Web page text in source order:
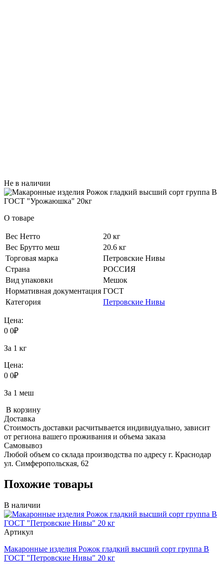
Не в наличии
О товаре
Вес Нетто
20 кг
Вес Брутто меш
20.6 кг
Торговая марка
Петровские Нивы
Страна
РОССИЯ
Вид упаковки
Мешок
Нормативная документация ГОСТ
Категория
Петровские Нивы
Цена:
0 0₽
За 1 кг
Цена:
0 0₽
За 1 меш
В корзину
Доставка
Стоимость доставки расчитывается индивидуально, зависит
от региона вашего проживания и объема заказа
Самовывоз
Любой объем со склада производства по адресу г. Краснодар
ул. Симферопольская, 62
Похожие товары
В наличии
Артикул
Макаронные изделия Рожок гладкий высший сорт группа В
ГОСТ "Петровские Нивы" 20 кг